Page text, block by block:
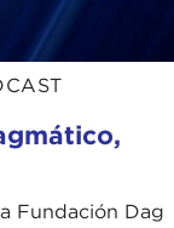
Fundación Dag